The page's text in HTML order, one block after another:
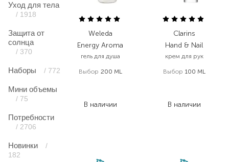
Уход для тела
/ 1918
Защита от
солнца
/ 370
Наборы / 772
Мини объемы
/ 75
Потребности
/ 2706
Новинки
/
182
Weleda
Energy Aroma
гель для душа
Выбор 200 ML
В наличии
Clarins
Hand & Nail
крем для рук
Выбор 100 ML
В наличии